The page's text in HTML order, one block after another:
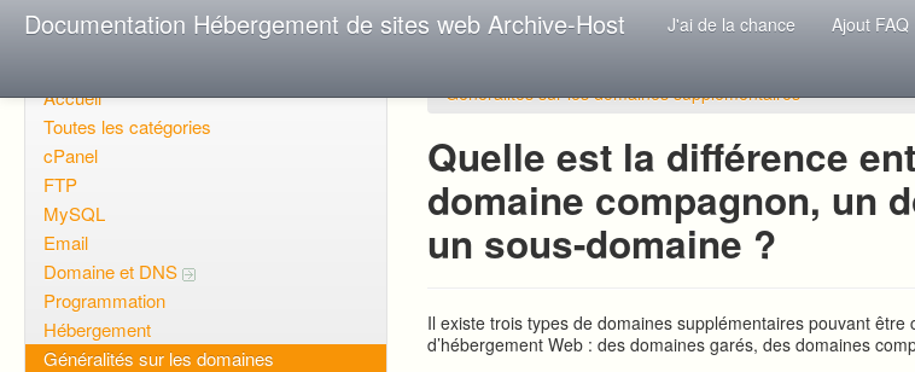
Documentation Hébergement de sites web Archive-Host J'ai de la chance Ajout FAQ
Accueil
Toutes les catégories
cPanel
FTP
MySQL
Email
Domaine et DNS
Programmation
Hébergement
Généralités sur les domaines
Généralités sur les domaines supplémentaires
Quelle est la différence
domaine compagnon, un
un sous-domaine ?
Il existe trois types de domaines supplémentaires pouvant être
d’hébergement Web : des domaines garés, des domaines